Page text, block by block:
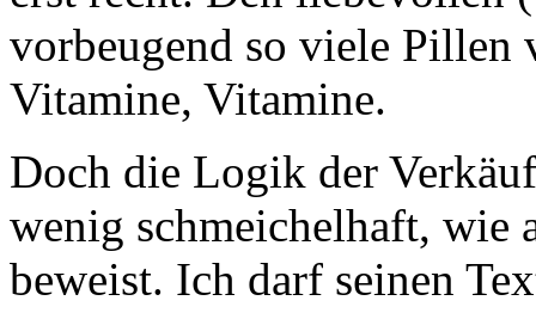
vorbeugend so viele Pillen
Vitamine, Vitamine.
Doch die Logik der
wenig schmeichelhaft, wie
beweist. Ich darf seinen